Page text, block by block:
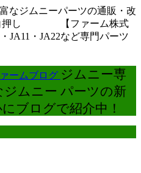
なジムニーパーツの通販・改
白押し 【ファーム株式
JA11・JA22など専門パーツ
ジムニー専
ムニー パーツの新
ブログで紹介中！